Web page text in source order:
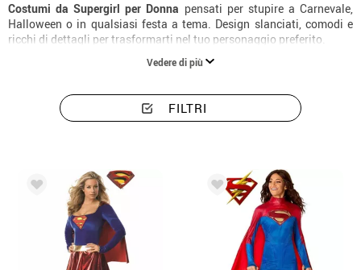
Costumi da Supergirl per Donna pensati per stupire a Carnevale,
Halloween o in qualsiasi festa a tema. Design slanciati, comodi e
ricchi di dettagli per trasformarti nel tuo personaggio preferito.
Vedere di più
FILTRI